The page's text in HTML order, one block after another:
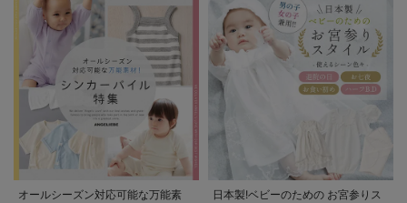
オールシーズン対応可能な万能素
日本製!ベビーのための お宮参りス